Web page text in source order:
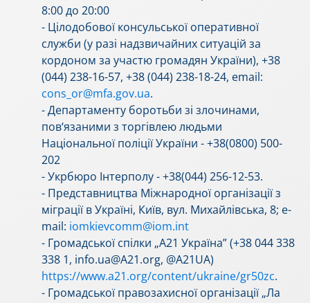
8:00 до 20:00
- Цілодобової консульської оперативної
служби (у разі надзвичайних ситуацій за
кордоном за участю громадян України), +38
(044) 238-16-57, +38 (044) 238-18-24, email:
cons_or@mfa.gov.ua.
- Департаменту боротьби зі злочинами,
пов‘язаними з торгівлею людьми
Національної поліції України - +38(0800) 500-
202
- Укрбюро Інтерполу - +38(044) 256-12-53.
- Представництва Міжнародної організації з
міграції в Україні, Київ, вул. Михайлівська, 8; e-
mail: iomkievcomm@iom.int
- Громадської спілки „А21 Україна” (+38 044 338
338 1, info.ua@A21.org, @A21UA)
https://www.a21.org/content/ukraine/gr50zc.
- Громадської правозахисної організації „Ла